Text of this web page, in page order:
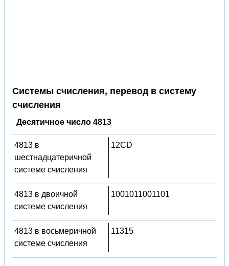
Системы счисления, перевод в систему
счисления
Десятичное число 4813
4813 в
шестнадцатеричной
системе счисления
12CD
4813 в двоичной
системе счисления
1001011001101
4813 в восьмеричной
системе счисления
11315